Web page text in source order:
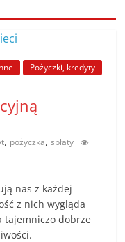
Pożyczki, kredyty
, pożyczka,spłaty
nas z każdej
z nich wygląda
tajemniczo dobrze